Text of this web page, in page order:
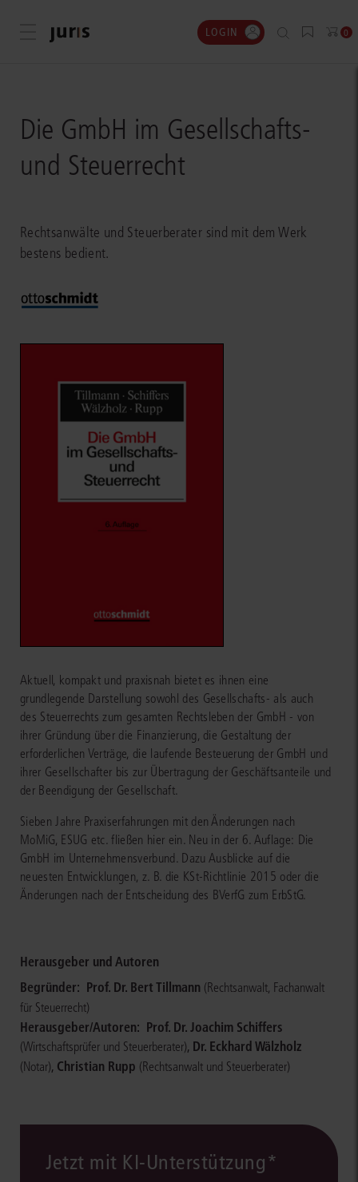
Menü öffnen LOGIN 0
Die GmbH im Gesellschafts-
und Steuerrecht
Rechtsanwälte und Steuerberater sind mit dem Werk
bestens bedient.
Aktuell, kompakt und praxisnah bietet es ihnen eine
grundlegende Darstellung sowohl des Gesellschafts- als auch
des Steuerrechts zum gesamten Rechtsleben der GmbH - von
ihrer Gründung über die Finanzierung, die Gestaltung der
erforderlichen Verträge, die laufende Besteuerung der GmbH und
ihrer Gesellschafter bis zur Übertragung der Geschäftsanteile und
der Beendigung der Gesellschaft.
Sieben Jahre Praxiserfahrungen mit den Änderungen nach
MoMiG, ESUG etc. fließen hier ein. Neu in der 6. Auflage: Die
GmbH im Unternehmensverbund. Dazu Ausblicke auf die
neuesten Entwicklungen, z. B. die KSt-Richtlinie 2015 oder die
Änderungen nach der Entscheidung des BVerfG zum ErbStG.
Herausgeber und Autoren
Begründer: Prof. Dr. Bert Tillmann (Rechtsanwalt, Fachanwalt
für Steuerrecht)
Herausgeber/Autoren: Prof. Dr. Joachim Schiffers
(Wirtschaftsprüfer und Steuerberater), Dr. Eckhard Wälzholz
(Notar), Christian Rupp (Rechtsanwalt und Steuerberater)
Jetzt mit KI-Unterstützung*